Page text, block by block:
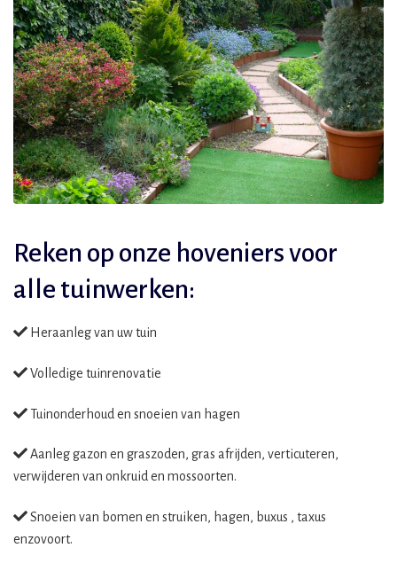
Reken op onze hoveniers voor
alle tuinwerken:
Heraanleg van uw tuin
Volledige tuinrenovatie
Tuinonderhoud en snoeien van hagen
Aanleg gazon en graszoden, gras afrijden, verticuteren,
verwijderen van onkruid en mossoorten.
Snoeien van bomen en struiken, hagen, buxus , taxus
enzovoort.